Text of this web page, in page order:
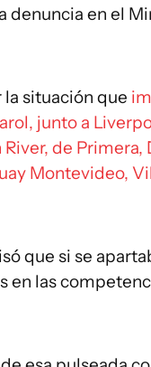
denuncia en el
situación que
junto a
de
Montevideo,
que si se
en las